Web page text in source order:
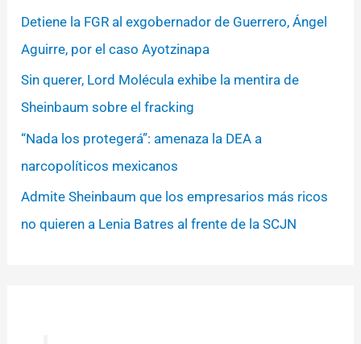
Detiene la FGR al exgobernador de Guerrero, Ángel
Aguirre, por el caso Ayotzinapa
Sin querer, Lord Molécula exhibe la mentira de
Sheinbaum sobre el fracking
“Nada los protegerá”: amenaza la DEA a
narcopolíticos mexicanos
Admite Sheinbaum que los empresarios más ricos
no quieren a Lenia Batres al frente de la SCJN